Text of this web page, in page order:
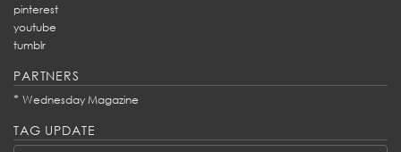
pinterest
youtube
tumblr
PARTNERS
* Wednesday Magazine
TAG UPDATE